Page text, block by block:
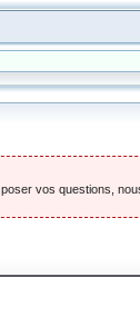
vos questions,